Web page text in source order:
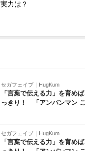
実力は？
セガフェイブ｜HugKum
「言葉で伝える力」を育め
っきり！ 「アンパンマン
セガフェイブ｜HugKum
「言葉で伝える力」を育め